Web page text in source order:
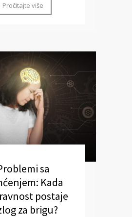
Pročitajte više
sa
Kada
postaje
za brigu?